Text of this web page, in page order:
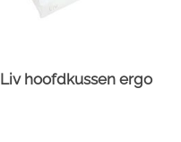
Liv hoofdkussen ergo